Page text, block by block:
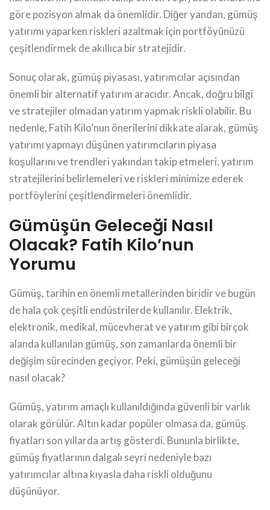
göre pozisyon almak da önemlidir. Diğer yandan, gümüş
yatırımı yaparken riskleri azaltmak için portföyünüzü
çeşitlendirmek de akıllıca bir stratejidir.
Sonuç olarak, gümüş piyasası, yatırımcılar açısından
önemli bir alternatif yatırım aracıdır. Ancak, doğru bilgi
ve stratejiler olmadan yatırım yapmak riskli olabilir. Bu
nedenle, Fatih Kilo’nun önerilerini dikkate alarak, gümüş
yatırımı yapmayı düşünen yatırımcıların piyasa
koşullarını ve trendleri yakından takip etmeleri, yatırım
stratejilerini belirlemeleri ve riskleri minimize ederek
portföylerini çeşitlendirmeleri önemlidir.
Gümüşün Geleceği Nasıl
Olacak? Fatih Kilo’nun
Yorumu
Gümüş, tarihin en önemli metallerinden biridir ve bugün
de hala çok çeşitli endüstrilerde kullanılır. Elektrik,
elektronik, medikal, mücevherat ve yatırım gibi birçok
alanda kullanılan gümüş, son zamanlarda önemli bir
değişim sürecinden geçiyor. Peki, gümüşün geleceği
nasıl olacak?
Gümüş, yatırım amaçlı kullanıldığında güvenli bir varlık
olarak görülür. Altın kadar popüler olmasa da, gümüş
fiyatları son yıllarda artış gösterdi. Bununla birlikte,
gümüş fiyatlarının dalgalı seyri nedeniyle bazı
yatırımcılar altına kıyasla daha riskli olduğunu
düşünüyor.